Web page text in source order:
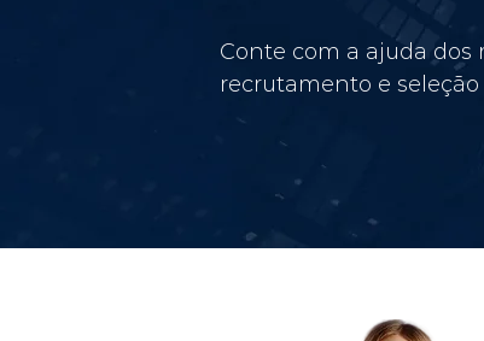
Conte com a ajuda dos
recrutamento e